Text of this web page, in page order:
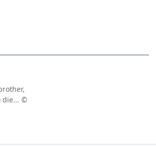
die... ©